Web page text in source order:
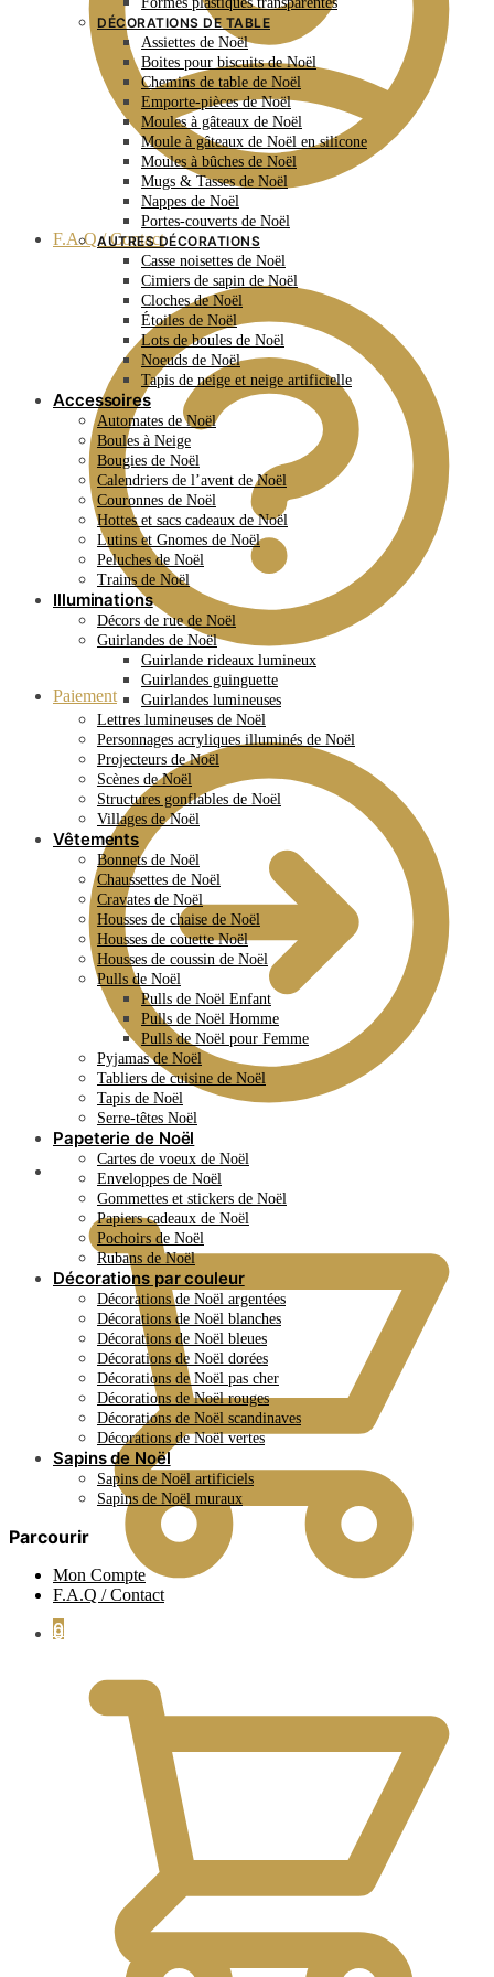
F.A.Q / Contact
Paiement
0.00 €
0
DÉCORATIONS DE TABLE
Assiettes de Noël
Boites pour biscuits de Noël
Chemins de table de Noël
Emporte-pièces de Noël
Moules à gâteaux de Noël
Moule à gâteaux de Noël en silicone
Moules à bûches de Noël
Mugs & Tasses de Noël
Nappes de Noël
Portes-couverts de Noël
AUTRES DÉCORATIONS
Casse noisettes de Noël
Cimiers de sapin de Noël
Cloches de Noël
Étoiles de Noël
Lots de boules de Noël
Noeuds de Noël
Tapis de neige et neige artificielle
Accessoires
Automates de Noël
Boules à Neige
Bougies de Noël
Calendriers de l’avent de Noël
Couronnes de Noël
Hottes et sacs cadeaux de Noël
Lutins et Gnomes de Noël
Peluches de Noël
Trains de Noël
Illuminations
Décors de rue de Noël
Guirlandes de Noël
Guirlande rideaux lumineux
Guirlandes guinguette
Guirlandes lumineuses
Lettres lumineuses de Noël
Personnages acryliques illuminés de Noël
Projecteurs de Noël
Scènes de Noël
Structures gonflables de Noël
Villages de Noël
Vêtements
Bonnets de Noël
Chaussettes de Noël
Cravates de Noël
Housses de chaise de Noël
Housses de couette Noël
Housses de coussin de Noël
Pulls de Noël
Pulls de Noël Enfant
Pulls de Noël Homme
Pulls de Noël pour Femme
Pyjamas de Noël
Tabliers de cuisine de Noël
Tapis de Noël
Serre-têtes Noël
Papeterie de Noël
Cartes de voeux de Noël
Enveloppes de Noël
Gommettes et stickers de Noël
Papiers cadeaux de Noël
Pochoirs de Noël
Rubans de Noël
Décorations par couleur
Décorations de Noël argentées
Décorations de Noël blanches
Décorations de Noël bleues
Décorations de Noël dorées
Décorations de Noël pas cher
Décorations de Noël rouges
Décorations de Noël scandinaves
Décorations de Noël vertes
Sapins de Noël
Sapins de Noël artificiels
Sapins de Noël muraux
Parcourir
Mon Compte
F.A.Q / Contact
0.00